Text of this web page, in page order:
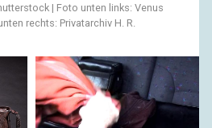
| Foto unten links: Venus
rechts: Privatarchiv H. R.